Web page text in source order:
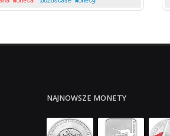
NAJNOWSZE MONETY